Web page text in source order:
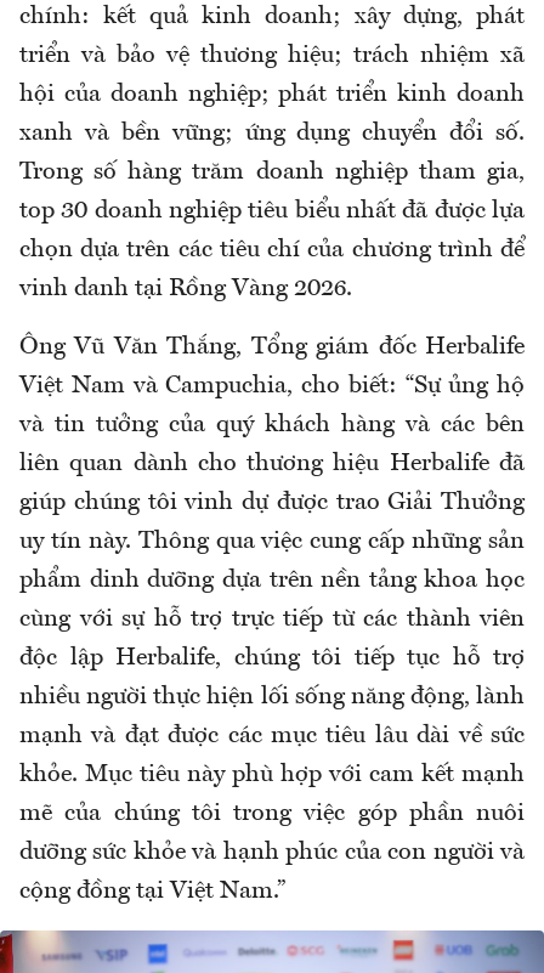
chính: kết quả kinh doanh; xây dựng, phát
triển và bảo vệ thương hiệu; trách nhiệm xã
hội của doanh nghiệp; phát triển kinh doanh
xanh và bền vững; ứng dụng chuyển đổi số.
Trong số hàng trăm doanh nghiệp tham gia,
top 30 doanh nghiệp tiêu biểu nhất đã được lựa
chọn dựa trên các tiêu chí của chương trình để
vinh danh tại Rồng Vàng 2026.
Ông Vũ Văn Thắng, Tổng giám đốc Herbalife
Việt Nam và Campuchia, cho biết: “Sự ủng hộ
và tin tưởng của quý khách hàng và các bên
liên quan dành cho thương hiệu Herbalife đã
giúp chúng tôi vinh dự được trao Giải Thưởng
uy tín này. Thông qua việc cung cấp những sản
phẩm dinh dưỡng dựa trên nền tảng khoa học
cùng với sự hỗ trợ trực tiếp từ các thành viên
độc lập Herbalife, chúng tôi tiếp tục hỗ trợ
nhiều người thực hiện lối sống năng động, lành
mạnh và đạt được các mục tiêu lâu dài về sức
khỏe. Mục tiêu này phù hợp với cam kết mạnh
mẽ của chúng tôi trong việc góp phần nuôi
dưỡng sức khỏe và hạnh phúc của con người và
cộng đồng tại Việt Nam.”